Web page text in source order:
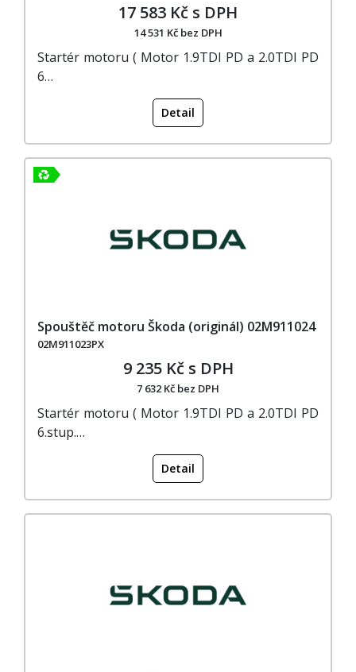
17 583 Kč s DPH
14 531 Kč bez DPH
Startér motoru ( Motor 1.9TDI PD a 2.0TDI PD
6…
Detail
Spouštěč motoru Škoda (originál) 02M911024
02M911023PX
9 235 Kč s DPH
7 632 Kč bez DPH
Startér motoru ( Motor 1.9TDI PD a 2.0TDI PD
6.stup.…
Detail